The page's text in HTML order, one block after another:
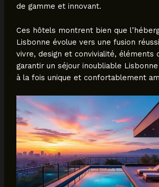
de gamme et innovant.
Ces hôtels montrent bien que
Lisbonne évolue vers une fusion
vivre, design et convivialité, éléments
garantir un séjour inoubliable
à la fois unique et confortablement